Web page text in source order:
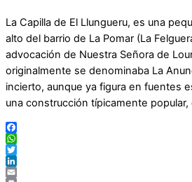
La Capilla de El Llungueru, es una
alto del barrio de La Pomar (La
advocación de Nuestra Señora de
originalmente se denominaba La
incierto, aunque ya figura en fuentes
una construcción típicamente
Facebook
WhatsApp
Twitter
LinkedIn